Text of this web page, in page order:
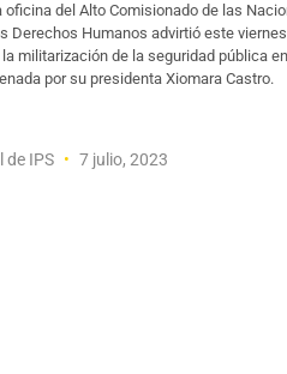
oficina del Alto Comisionado de las
Derechos Humanos advirtió este
militarización de la seguridad pública en
por su presidenta Xiomara Castro.
de IPS 7 julio, 2023